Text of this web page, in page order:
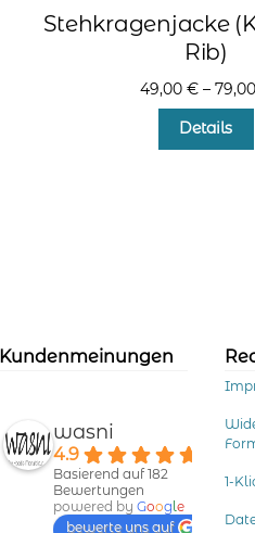
Stehkragenjacke
Rib)
49,00 €– 79,00
Details
Kundenmeinungen
wasni
4.9
Basierend auf 182
Bewertungen
powered byGoogle
bewerte uns auf
1-